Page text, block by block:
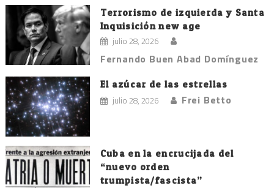
Terrorismo de izquierda y Santa
Inquisición new age
julio 28, 2026
Fernando Buen Abad Domínguez
El azúcar de las estrellas
julio 28, 2026 Frei Betto
Cuba en la encrucijada del
“nuevo orden
trumpista/fascista”